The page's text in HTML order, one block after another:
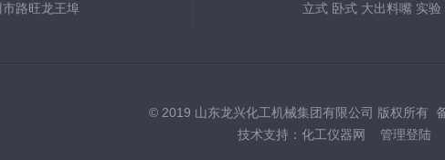
路旺龙王埠 立式 卧式 大出料嘴 实
© 2019 山东龙兴化工机械集团有限公司 版权所有
技术支持： 化工仪器网 管理登陆